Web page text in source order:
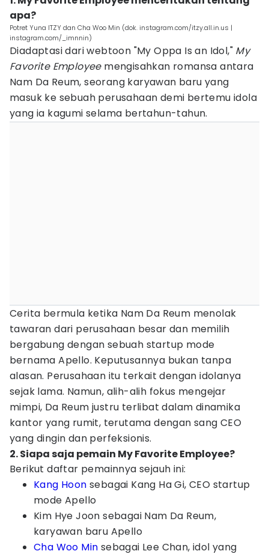
apa?
Potret Yuna ITZY dan Cha Woo Min (dok. instagram.com/itzy.all.in.us |
instagram.com/_imnnin)
Diadaptasi dari webtoon "My Oppa Is an Idol," My
Favorite Employeemengisahkan romansa antara
Nam Da Reum, seorang karyawan baru yang
masuk ke sebuah perusahaan demi bertemu idola
yang ia kagumi selama bertahun-tahun.
Cerita bermula ketika Nam Da Reum menolak
tawaran dari perusahaan besar dan memilih
bergabung dengan sebuah startup mode
bernama Apello. Keputusannya bukan tanpa
alasan. Perusahaan itu terkait dengan idolanya
sejak lama. Namun, alih-alih fokus mengejar
mimpi, Da Reum justru terlibat dalam dinamika
kantor yang rumit, terutama dengan sang CEO
yang dingin dan perfeksionis.
2. Siapa saja pemain My Favorite Employee?
Berikut daftar pemainnya sejauh ini:
Kang Hoon sebagai Kang Ha Gi, CEO startup
mode Apello
Kim Hye Joon sebagai Nam Da Reum,
karyawan baru Apello
Cha Woo Min sebagai Lee Chan, idol yang